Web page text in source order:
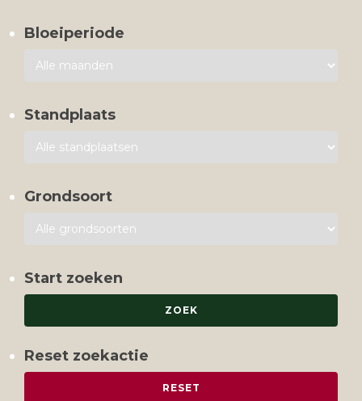
Bloeiperiode
Standplaats
Grondsoort
Start zoeken
Reset zoekactie